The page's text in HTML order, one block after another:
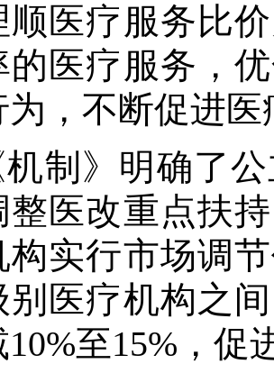
顺医疗服务比
的医疗服务，
为，不断促进
机制》明确了
整医改重点扶
构实行市场调
别医疗机构之
至15%，促